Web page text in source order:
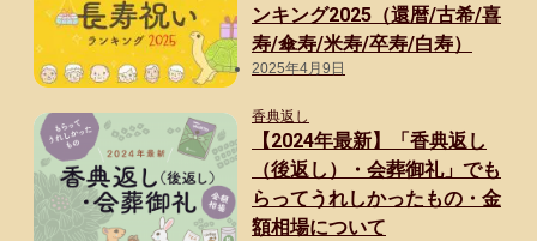
男性
50代男性
60代男性
ンキング2025（還暦/古希/喜
寿/傘寿/米寿/卒寿/白寿）
2025年4月9日
香典返し
【2024年最新】「香典返し
（後返し）・会葬御礼」でも
らってうれしかったもの・金
額相場について